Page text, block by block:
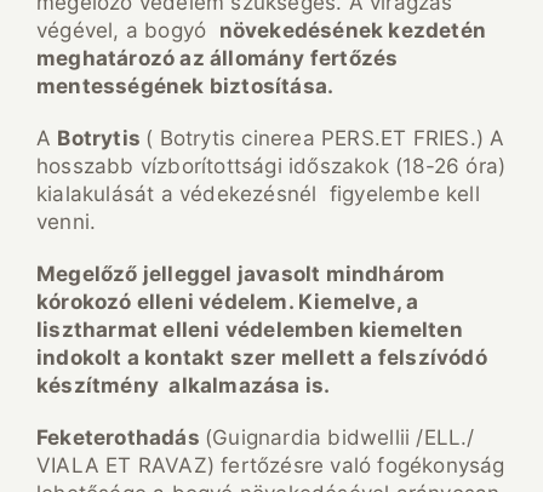
végével, a bogyó növekedésének kezdetén
meghatározóazállomány fertőzés
mentességének biztosítása.
A Botrytis ( Botrytis cinerea PERS.ET FRIES.) A
hosszabb vízborítottsági időszakok (18-26 óra)
kialakulását a védekezésnél figyelembe kell
venni.
Megelőző jelleggel javasolt mindhárom
kórokozó elleni védelem. Kiemelve, a
lisztharmat elleni védelemben kiemelten
indokolt a kontakt szer mellett a felszívódó
készítmény alkalmazása is.
Feketerothadás (Guignardia bidwellii /ELL./
VIALA ET RAVAZ) fertőzésre való fogékonyság